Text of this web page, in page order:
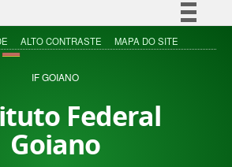
Simplifique!
Acesso à informação
ALTO CONTRASTE MAPA DO SITE
IF GOIANO
Federal
Goiano